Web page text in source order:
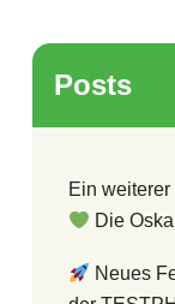
Posts
Ein
Die
Neues